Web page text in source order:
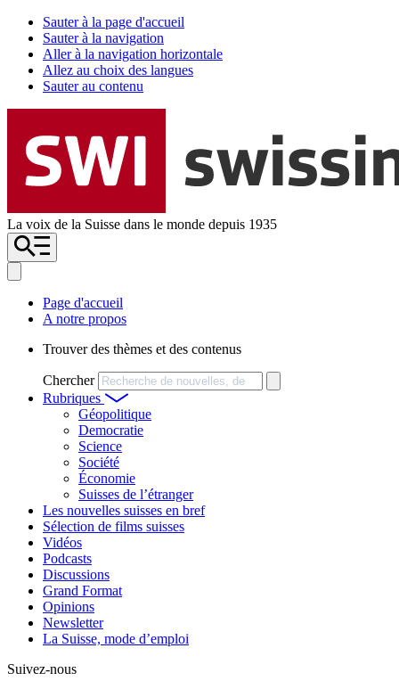
Sauter à la page d'accueil
Sauter à la navigation
Aller à la navigation horizontale
Allez au choix des langues
Sauter au contenu
La voix de la Suisse dans le monde depuis 1935
Page d'accueil
A notre propos
Trouver des thèmes et des contenus
Chercher
Rubriques
Géopolitique
Democratie
Science
Société
Économie
Suisses de l’étranger
Les nouvelles suisses en bref
Sélection de films suisses
Vidéos
Podcasts
Discussions
Grand Format
Opinions
Newsletter
La Suisse, mode d’emploi
Suivez-nous